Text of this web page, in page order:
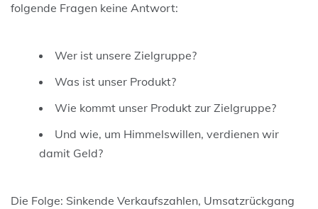
folgende Fragen keine Antwort:
Wer ist unsere Zielgruppe?
Was ist unser Produkt?
Wie kommt unser Produkt zur Zielgruppe?
Und wie, um Himmelswillen, verdienen wir
damit Geld?
Die Folge: Sinkende Verkaufszahlen, Umsatzrückgang